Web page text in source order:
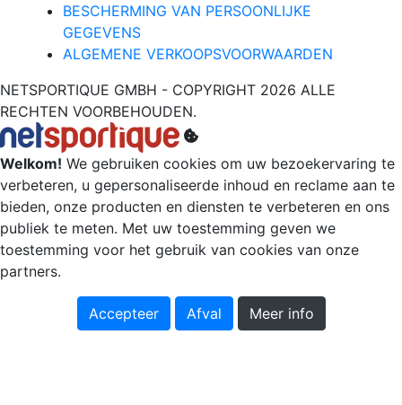
BESCHERMING VAN PERSOONLIJKE
GEGEVENS
ALGEMENE VERKOOPSVOORWAARDEN
NETSPORTIQUE GMBH - COPYRIGHT 2026 ALLE
RECHTEN VOORBEHOUDEN.
Welkom! We gebruiken cookies om uw bezoekervaring te
verbeteren, u gepersonaliseerde inhoud en reclame aan te
bieden, onze producten en diensten te verbeteren en ons
publiek te meten. Met uw toestemming geven we
toestemming voor het gebruik van cookies van onze
partners.
Accepteer Afval Meer info